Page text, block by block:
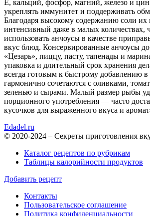
E, кальций, фосфор, магний, железо и
укреплять иммунитет и поддерживать
Благодаря высокому содержанию соли их
интенсивный даже в малых количествах,
использовать анчоусы в качестве
вкус блюд. Консервированные анчоусы
«Цезарь», пиццу, пасту, тапенады и
упаковка и длительный срок хранения
всегда готовым к быстрому добавлению
гармонично сочетаются с оливками,
зеленью и сырами. Малый размер рыбы
порционного употребления — часто
кусочков для выраженного вкуса и
Edadel.ru
© 2020-2024 – Секреты приготовления
Каталог рецептов по рубрикам
Таблицы калорийности продуктов
Добавить рецепт
Контакты
Пользовательское соглашение
Политика конфиденциальности